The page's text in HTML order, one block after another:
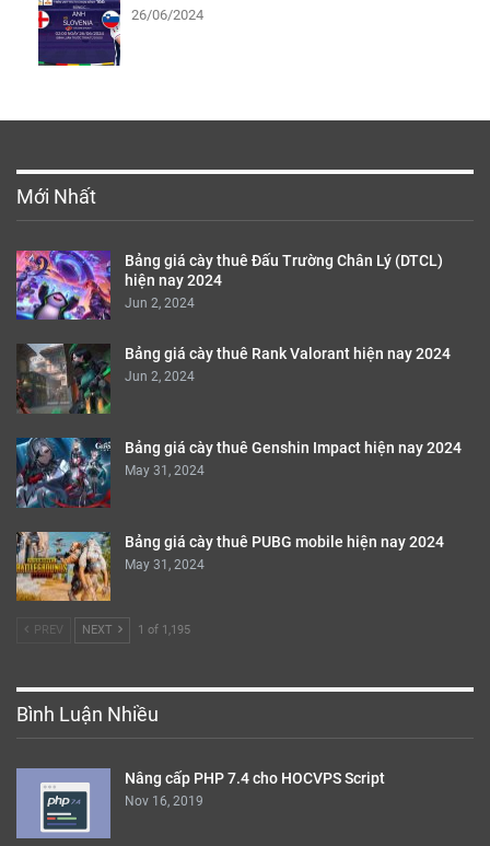
26/06/2024
Mới Nhất
Bảng giá cày thuê Đấu Trường Chân Lý (DTCL)
hiện nay 2024
Jun 2, 2024
Bảng giá cày thuê Rank Valorant hiện nay 2024
Jun 2, 2024
Bảng giá cày thuê Genshin Impact hiện nay 2024
May 31, 2024
Bảng giá cày thuê PUBG mobile hiện nay 2024
May 31, 2024
PREV NEXT 1 of 1,195
Bình Luận Nhiều
Nâng cấp PHP 7.4 cho HOCVPS Script
Nov 16, 2019